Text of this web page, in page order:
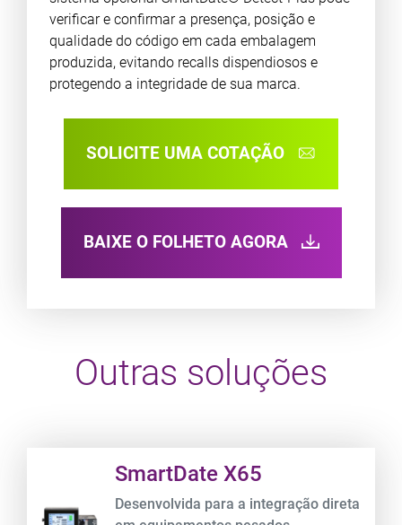
verificar e confirmar a presença, posição e
qualidade do código em cada embalagem
produzida, evitando recalls dispendiosos e
protegendo a integridade de sua marca.
SOLICITE UMA COTAÇÃO
BAIXE O FOLHETO AGORA
Outras soluções
SmartDate X65
Desenvolvida para a integração direta